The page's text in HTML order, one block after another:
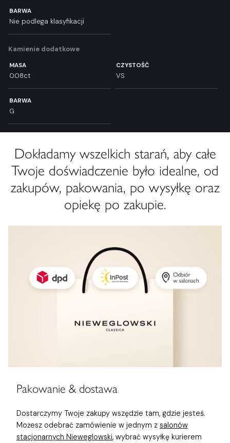
BARWA
Nie podlega klasyfikacji
Kamienie dodatkowe
MASA
0.08ct
CZYSTOŚĆ
VS
BARWA
G
Dokładamy wszelkich starań, aby całe
Twoje doświadczenie było idealne, od
zakupów, pakowania, po wysyłkę oraz
opiekę po zakupie.
Pakowanie & dostawa
Dostarczymy Twoje zakupy wszędzie tam, gdzie jesteś.
Możesz odebrać zamówienie w jednym z salonów
stacjonarnych Nieweglowski, wybrać wysyłkę kurierem